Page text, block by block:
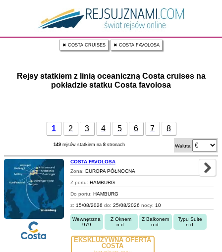
✖ COSTA CRUISES ✖ COSTA FAVOLOSA
Rejsy statkiem z linią oceaniczną Costa cruises na
pokładzie statku Costa favolosa
1 2 3 4 5 6 7 8
149rejsów statkiem na 8stronach Waluta
COSTA FAVOLOSA
Zona: EUROPA PÓŁNOCNA
Z portu: HAMBURG
Do portu: HAMBURG
z: 15/08/2026 do: 25/08/2026 nocy: 10
Wewnętrzna
979
Z Oknem
n.d.
Z Balkonem
n.d.
Typu Suite
n.d.
EKSKLUZYWNA OFERTA
COSTA